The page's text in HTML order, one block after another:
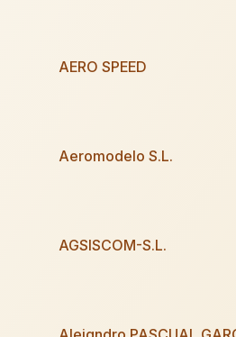
AERO SPEED
Aeromodelo S.L.
AGSISCOM-S.L.